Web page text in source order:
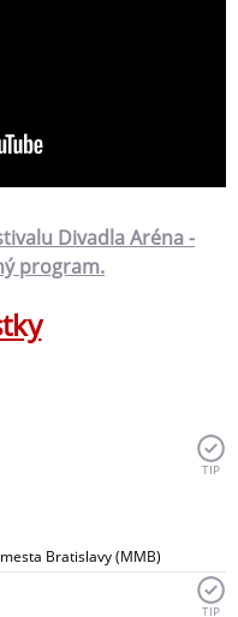
Divadla Aréna -
program.
Bratislavy (MMB)
TIP
TIP